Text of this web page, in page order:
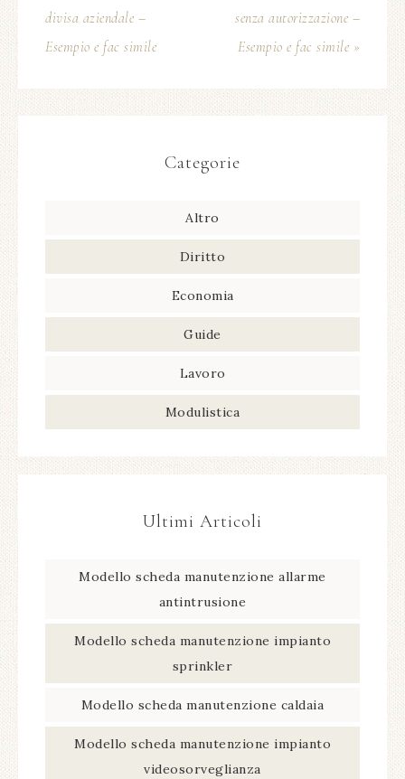
divisa aziendale –
Esempio e fac simile
senza autorizzazione –
Esempio e fac simile »
Categorie
Altro
Diritto
Economia
Guide
Lavoro
Modulistica
Ultimi Articoli
Modello scheda manutenzione allarme
antintrusione​
Modello scheda manutenzione impianto
sprinkler​
Modello scheda manutenzione caldaia​
Modello scheda manutenzione impianto
videosorveglianza​